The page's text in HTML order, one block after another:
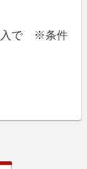
入で ※条件